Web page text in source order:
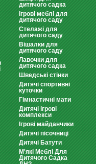
дитячого садка
Ігрові меблі для
дитячого саду
Стелажі для
дитячого саду
Вішалки для
дитячого саду
Лавочки для
дитячого садка
Шведські стінки
Дитячі спортивні
куточки
Гімнастичні мати
Дитячі ігрові
комплекси
Ігрові майданчики
Дитячі пісочниці
Дитячі Батути
М'які Меблі Для
Дитячого Садка